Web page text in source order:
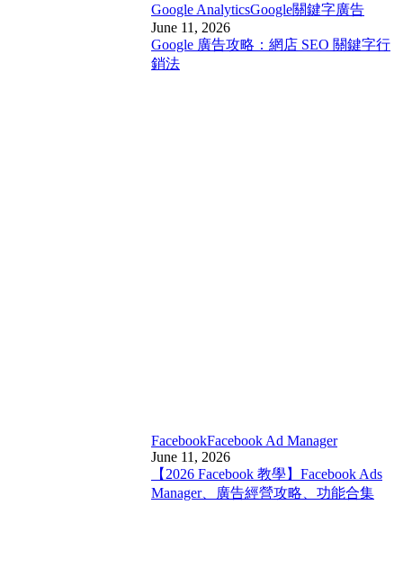
Google AnalyticsGoogle關鍵字廣告
June 11, 2026
Google 廣告攻略：網店 SEO 關鍵字行
銷法
FacebookFacebook Ad Manager
June 11, 2026
【2026 Facebook 教學】Facebook Ads
Manager、廣告經營攻略、功能合集